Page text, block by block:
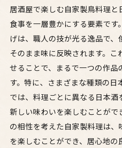
居酒屋で楽しむ自家製鳥料理と
食事を一層豊かにする要素です
げは、職人の技が光る逸品で
そのまま味に反映されます。こ
せることで、まるで一つの作品
す。特に、さまざまな種類の日
では、料理ごとに異なる日本酒
新しい味わいを楽しむことがで
の相性を考えた自家製料理は
を楽しむことができ、居心地